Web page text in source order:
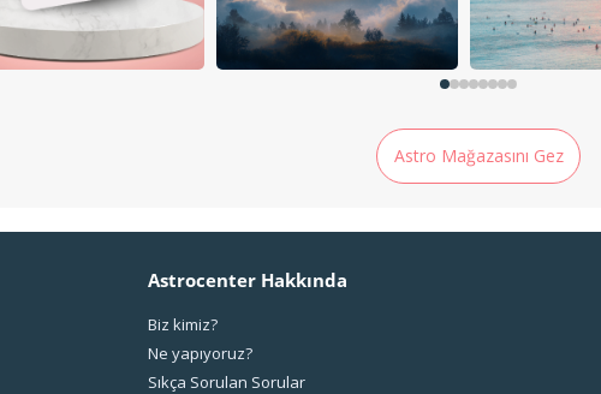
Astro Mağazasını Gez
Astrocenter Hakkında
Biz kimiz?
Ne yapıyoruz?
Sıkça Sorulan Sorular